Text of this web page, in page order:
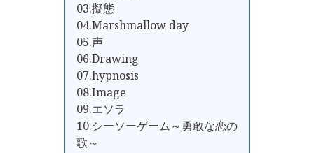
03.擬態
04.Marshmallow day
05.声
06.Drawing
07.hypnosis
08.Image
09.エソラ
10.シーソーゲーム～勇敢な恋の
歌～